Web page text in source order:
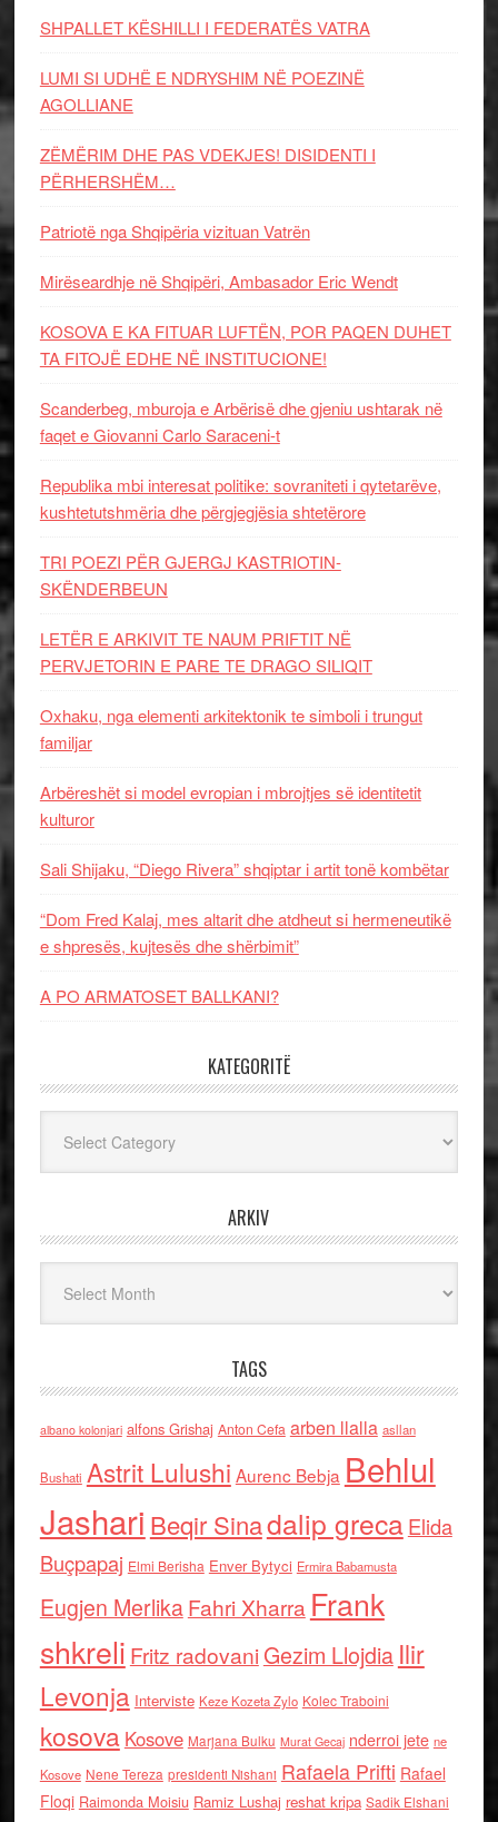
SHPALLET KËSHILLI I FEDERATËS VATRA
LUMI SI UDHË E NDRYSHIM NË POEZINË
AGOLLIANE
ZËMËRIM DHE PAS VDEKJES! DISIDENTI I
PËRHERSHËM…
Patriotë nga Shqipëria vizituan Vatrën
Mirëseardhje në Shqipëri, Ambasador Eric Wendt
KOSOVA E KA FITUAR LUFTËN, POR PAQEN DUHET
TA FITOJË EDHE NË INSTITUCIONE!
Scanderbeg, mburoja e Arbërisë dhe gjeniu ushtarak në
faqet e Giovanni Carlo Saraceni-t
Republika mbi interesat politike: sovraniteti i qytetarëve,
kushtetutshmëria dhe përgjegjësia shtetërore
TRI POEZI PËR GJERGJ KASTRIOTIN-
SKËNDERBEUN
LETËR E ARKIVIT TE NAUM PRIFTIT NË
PERVJETORIN E PARE TE DRAGO SILIQIT
Oxhaku, nga elementi arkitektonik te simboli i trungut
familjar
Arbëreshët si model evropian i mbrojtjes së identitetit
kulturor
Sali Shijaku, “Diego Rivera” shqiptar i artit tonë kombëtar
“Dom Fred Kalaj, mes altarit dhe atdheut si hermeneutikë
e shpresës, kujtesës dhe shërbimit”
A PO ARMATOSET BALLKANI?
KATEGORITË
ARKIV
TAGS
albano kolonjari alfons Grishaj Anton Cefa arben llalla asllan
Bushati Astrit Lulushi Aurenc Bebja Behlul
Jashari Beqir Sinadalip grecaElida
Buçpapaj Elmi Berisha Enver Bytyci Ermira Babamusta
Eugjen MerlikaFahri Xharra Frank
shkreli Fritz radovaniGezim Llojdia Ilir
Levonja Interviste Keze Kozeta Zylo Kolec Traboini
kosova Kosove Marjana Bulku Murat Gecaj nderroi jete ne
Kosove Nene Tereza presidenti Nishani Rafaela Prifti Rafael
Floqi Raimonda Moisiu Ramiz Lushaj reshat kripa Sadik Elshani